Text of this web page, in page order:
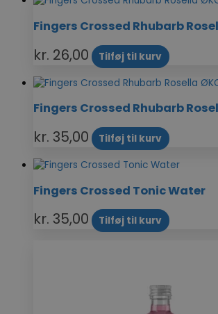
Fingers Crossed Rhubarb
kr. 26,00 Tilføj til kurv
Fingers Crossed Rhubarb
kr. 35,00 Tilføj til kurv
Fingers Crossed Tonic Water
kr. 35,00 Tilføj til kurv